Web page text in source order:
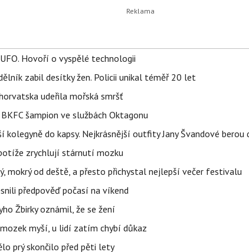
Hovoří o vyspělé technologii
zabil desítky žen. Policii unikal téměř 20 let
udeřila mořská smršť
šampion ve službách Oktagonu
do kapsy. Nejkrásnější outfity Jany Švandové berou
zrychlují stárnutí mozku
mokrý od deště, a přesto přichystal nejlepší večer festivalu
předpověď počasí na víkend
Žbirky oznámil, že se žení
myší, u lidí zatím chybí důkaz
prý skončilo před pěti lety